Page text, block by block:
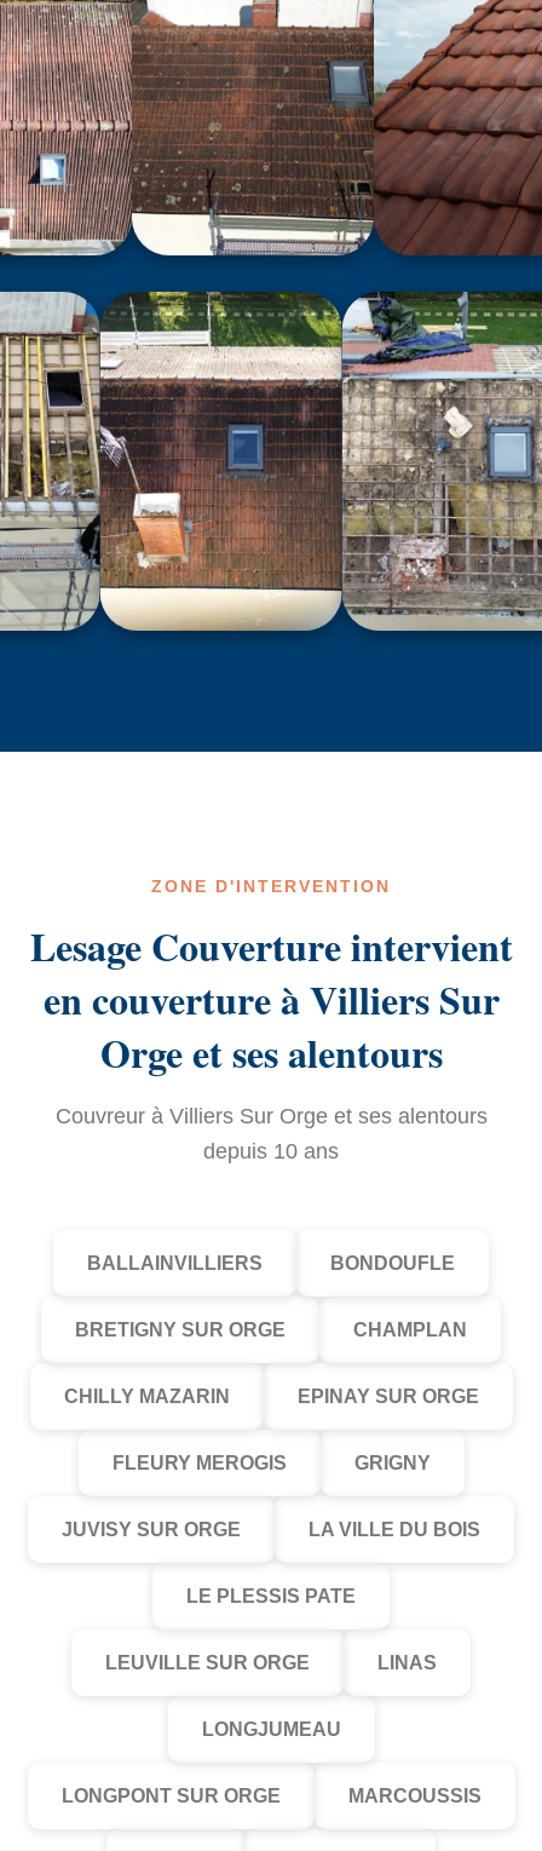
ZONE D'INTERVENTION
Lesage Couverture intervient
en couverture à Villiers Sur
Orge et ses alentours
Couvreur à Villiers Sur Orge et ses alentours
depuis 10 ans
BALLAINVILLIERS BONDOUFLE
BRETIGNY SUR ORGE CHAMPLAN
CHILLY MAZARIN EPINAY SUR ORGE
FLEURY MEROGIS GRIGNY
JUVISY SUR ORGE LA VILLE DU BOIS
LE PLESSIS PATE
LEUVILLE SUR ORGE LINAS
LONGJUMEAU
LONGPONT SUR ORGE MARCOUSSIS